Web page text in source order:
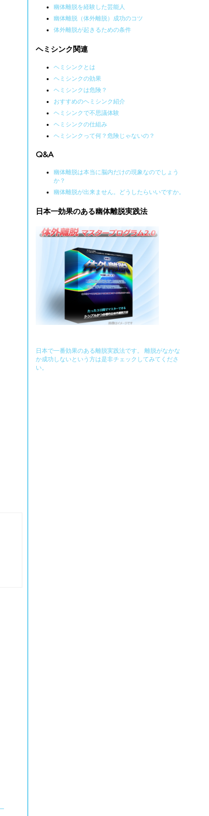
幽体離脱を経験した芸能人
幽体離脱（体外離脱）成功のコツ
体外離脱が起きるための条件
ヘミシンク関連
ヘミシンクとは
ヘミシンクの効果
ヘミシンクは危険？
おすすめのヘミシンク紹介
ヘミシンクで不思議体験
ヘミシンクの仕組み
ヘミシンクって何？危険じゃないの？
Q&A
幽体離脱は本当に脳内だけの現象なのでしょう
か？
幽体離脱が出来ません。どうしたらいいですか。
日本一効果のある幽体離脱実践法
日本で一番効果のある離脱実践法です。 離脱がなかな
か成功しないという方は是非チェックしてみてくださ
い。